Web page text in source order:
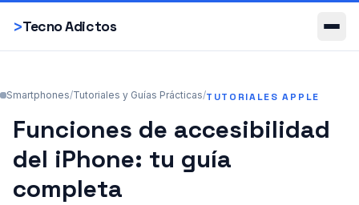
>Tecno Adictos
Smartphones
Smartphones/Tutoriales y Guías Prácticas/TUTORIALES APPLE
Funciones de accesibilidad
del iPhone: tu guía
completa